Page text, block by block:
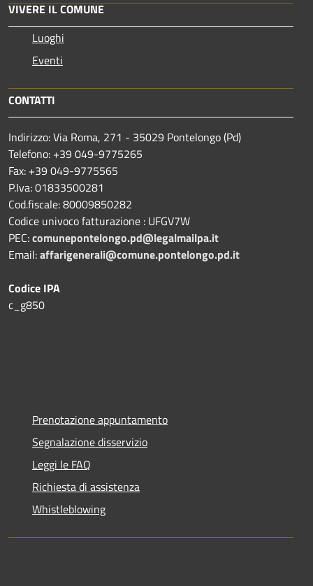
VIVERE IL COMUNE
Luoghi
Eventi
CONTATTI
Indirizzo: Via Roma, 271 - 35029 Pontelongo (Pd)
Telefono: +39 049-9775265
Fax: +39 049-9775565
P.Iva: 01833500281
Cod.fiscale: 80009850282
Codice univoco fatturazione : UFGV7W
PEC:comunepontelongo.pd@legalmailpa.it
Email:affarigenerali@comune.pontelongo.pd.it
Codice IPA
c_g850
Prenotazione appuntamento
Segnalazione disservizio
Leggi le FAQ
Richiesta di assistenza
Whistleblowing